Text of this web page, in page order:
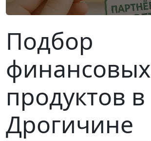
Подбор
финансовых
продуктов в
Дрогичине